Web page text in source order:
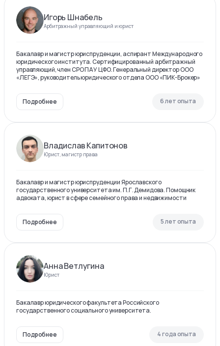
Игорь Шнабель
Арбитражный управляющий и юрист
Бакалавр и магистр юриспруденции, аспирант Международного
юридического института. Сертифицированный арбитражный
управляющий, член СРО ПАУ ЦФО. Генеральный директор ООО
«ЛЕГЭ», руководитель юридического отдела ООО «ПИК-Брокер»
Подробнее 6 лет опыта
Владислав Капитонов
Юрист, магистр права
Бакалавр и магистр юриспруденции Ярославского
государственного университета им. П.Г. Демидова. Помощник
адвоката, юрист в сфере семейного права и недвижимости
Подробнее 5 лет опыта
Анна Ветлугина
Юрист
Бакалавр юридического факультета Российского
государственного социального университета.
Подробнее 4 года опыта